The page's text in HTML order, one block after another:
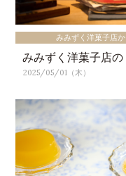
みみずく洋菓子店
みみずく洋菓子店
2025/05/01（木）